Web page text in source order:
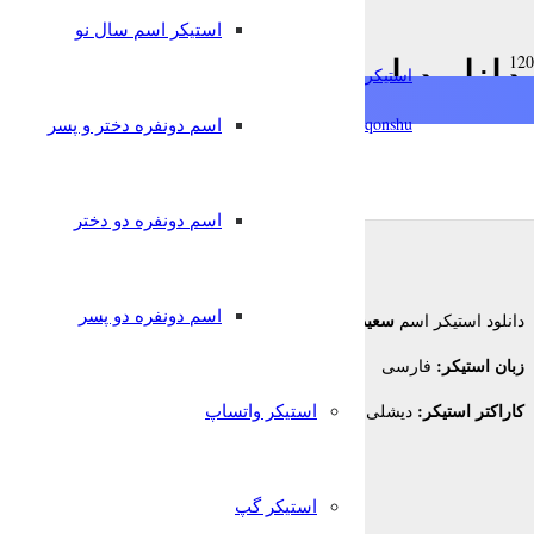
استیکرساز
qonshu@
استیکر اسم سال نو
اسم دونفره دختر و پسر
اسم دونفره دو دختر
اسم دونفره دو پسر
استیکر واتساپ
استیکر گپ
دانلود استیکر اسم سعید
دانلود استیکر اسم سعید
زبان استیکر: فارسی
کاراکتر استیکر: دیشلی